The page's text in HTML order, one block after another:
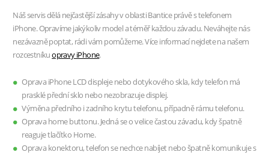
Náš servis dělá nejčastější zásahy v oblasti Bantice právě s telefonem
iPhone. Opravíme jakýkoliv model a téměř každou závadu. Neváhejte nás
nezávazně poptat, rádi vám pomůžeme. Více informací nejdete na našem
rozcestníkuopravy iPhone.
Oprava iPhone LCD displeje nebo dotykového skla, kdy telefon má
prasklé přední sklo nebo nezobrazuje displej.
Výměna předního i zadního krytu telefonu, případně rámu telefonu.
Oprava home buttonu. Jedná se o velice častou závadu, kdy špatně
reaguje tlačítko Home.
Oprava konektoru, telefon se nechce nabíjet nebo špatně komunikuje s